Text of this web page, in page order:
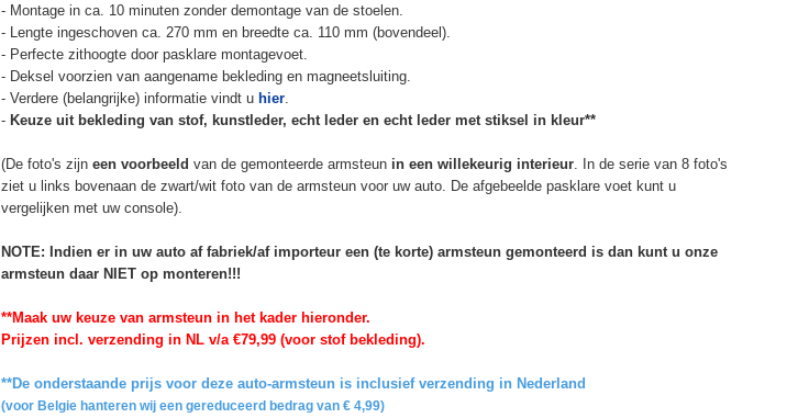
- Montage in ca. 10 minuten zonder demontage van de stoelen.
- Lengte ingeschoven ca. 270 mm en breedte ca. 110 mm (bovendeel).
- Perfecte zithoogte door pasklare montagevoet.
- Deksel voorzien van aangename bekleding en magneetsluiting.
- Verdere (belangrijke) informatie vindt u hier.
- Keuze uit bekleding van stof, kunstleder, echt leder en echt leder met stiksel in kleur**
(De foto's zijn een voorbeeld van de gemonteerde armsteun in een willekeurig interieur. In de serie van 8 foto's
ziet u links bovenaan de zwart/wit foto van de armsteun voor uw auto. De afgebeelde pasklare voet kunt u
vergelijken met uw console).
NOTE: Indien er in uw auto af fabriek/af importeur een (te korte) armsteun gemonteerd is dan kunt u onze
armsteun daar NIET op monteren!!!
**Maak uw keuze van armsteun in het kader hieronder.
Prijzen incl. verzending in NL v/a €79,99 (voor stof bekleding).
**De onderstaande prijs voor deze auto-armsteun is inclusief verzending in Nederland
(voor Belgie hanteren wij een gereduceerd bedrag van € 4,99)